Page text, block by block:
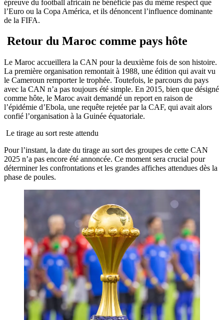
épreuve du football africain ne bénéficie pas du même respect que
l’Euro ou la Copa América, et ils dénoncent l’influence dominante
de la FIFA.
Retour du Maroc comme pays hôte
Le Maroc accueillera la CAN pour la deuxième fois de son histoire.
La première organisation remontait à 1988, une édition qui avait vu
le Cameroun remporter le trophée. Toutefois, le parcours du pays
avec la CAN n’a pas toujours été simple. En 2015, bien que désigné
comme hôte, le Maroc avait demandé un report en raison de
l’épidémie d’Ebola, une requête rejetée par la CAF, qui avait alors
confié l’organisation à la Guinée équatoriale.
Le tirage au sort reste attendu
Pour l’instant, la date du tirage au sort des groupes de cette CAN
2025 n’a pas encore été annoncée. Ce moment sera crucial pour
déterminer les confrontations et les grandes affiches attendues dès la
phase de poules.